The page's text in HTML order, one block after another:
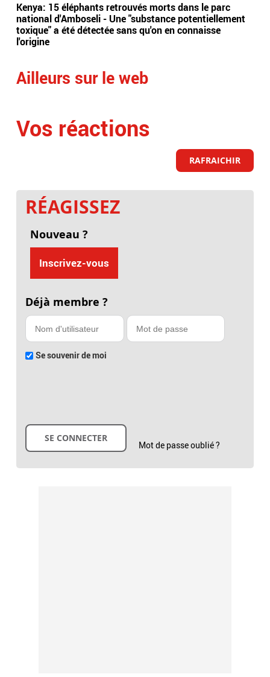
Kenya: 15 éléphants retrouvés morts dans le parc
national d'Amboseli - Une "substance potentiellement
toxique" a été détectée sans qu'on en connaisse
l'origine
Ailleurs sur le web
Vos réactions
RAFRAICHIR
RÉAGISSEZ
Nouveau ?
Inscrivez-vous
Déjà membre ?
Se souvenir de moi
Mot de passe oublié ?